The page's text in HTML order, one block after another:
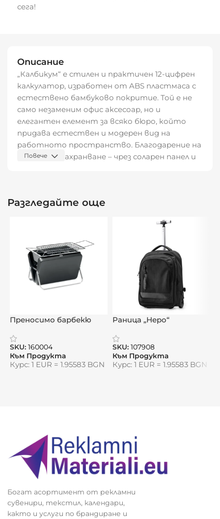
сега!
Описание
„Калбикум“ е стилен и практичен 12-цифрен
калкулатор, изработен от ABS пластмаса с
естествено бамбуково покритие. Той е не
само незаменим офис аксесоар, но и
елегантен елемент за всяко бюро, който
придава естествен и модерен вид на
работното пространство. Благодарение на
двойното захранване – чрез соларен панел и
Характеристики:
Материал: ABS пластмаса + бамбуков
корпус
Двойно захранване: соларен панел +
батерия (включена 1 бр. LR1131)
Елегантен и екологичен дизайн
корпоративен подарък
Размери:
Видяна от: 0
Повече
Разгледайте още
Преносимо барбекю
SKU: 160004
Към Продукта
Курс: 1 EUR = 1.95583 BGN
Раница „Неро“
SKU: 107908
Към Продукта
Курс: 1 EUR = 1.95583 BGN
Богат асортимент от рекламни
сувенири, текстил, календари,
както и услуги по брандиране и